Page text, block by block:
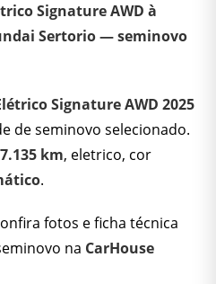
Signature AWD à
Sertorio — seminovo
Signature AWD 2025
de seminovo selecionado.
7.135 km, eletrico, cor
.
fotos e ficha técnica
na CarHouse